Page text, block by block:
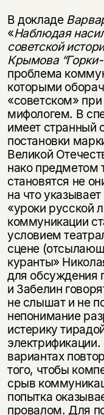
В докладе
«Наблюдая
советской
Крымова “Горки-
проблема
которыми
«советском»
мифологем. В
имеет странный
постановки
Великой
нако предметом
становятся не
на что
«уроки русской
коммуникации
условием
сцене
куранты»
для обсуждения
и Забелин
не слышат и не
непонимание
истерику
вариантах
того, чтобы
срыв
попытка
провалом. Для
Раз в
о книгах и
За
скидку 15%
Я
Этой
нет в
Вы можете
на склад
Я
Эта
не
Скажите,
вам уже